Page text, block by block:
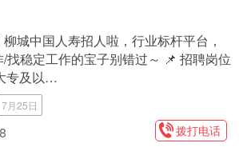
城中国人寿招人啦，行业标杆平台，
找稳定工作的宝子别错过～ 📌 招聘岗位
专及以…
7月25日
拨打电话